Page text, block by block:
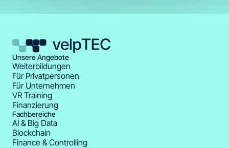
Unsere Angebote
Weiterbildungen
Für Privatpersonen
Für Unternehmen
VR Training
Finanzierung
Fachbereiche
AI & Big Data
Blockchain
Finance & Controlling